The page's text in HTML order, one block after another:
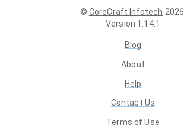
© CoreCraft Infotech 2026
Version 1.14.1
Blog
About
Help
Contact Us
Terms of Use